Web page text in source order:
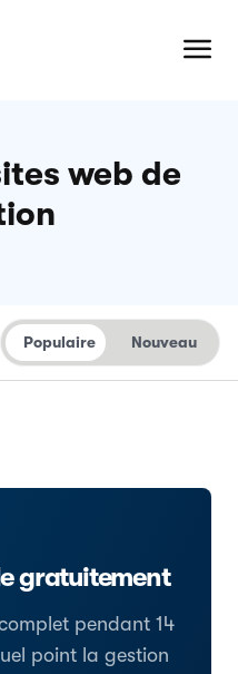
web de
Populaire Nouveau
gratuitement
pendant 14
point la gestion